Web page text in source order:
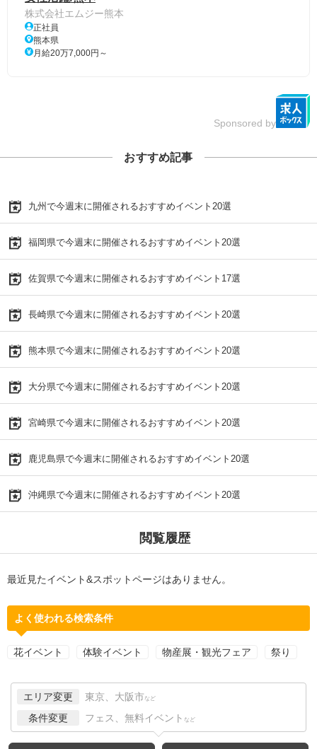
株式会社エムジー熊本
正社員
熊本県
月給20万7,000円～
Sponsored by
おすすめ記事
九州で今週末に開催されるおすすめイベント20選
福岡県で今週末に開催されるおすすめイベント20選
佐賀県で今週末に開催されるおすすめイベント17選
長崎県で今週末に開催されるおすすめイベント20選
熊本県で今週末に開催されるおすすめイベント20選
大分県で今週末に開催されるおすすめイベント20選
宮崎県で今週末に開催されるおすすめイベント20選
鹿児島県で今週末に開催されるおすすめイベント20選
沖縄県で今週末に開催されるおすすめイベント20選
閲覧履歴
最近見たイベント&スポットページはありません。
よく使われる検索条件
花イベント 体験イベント 物産展・観光フェア 祭り
エリア変更 東京、大阪市 など
条件変更 フェス、無料イベント など